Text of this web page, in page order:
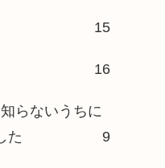
15
16
らないうちに
た
9